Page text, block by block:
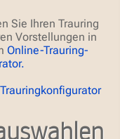
Sie Ihren Trauring
Vorstellungen in
Online-Trauring-